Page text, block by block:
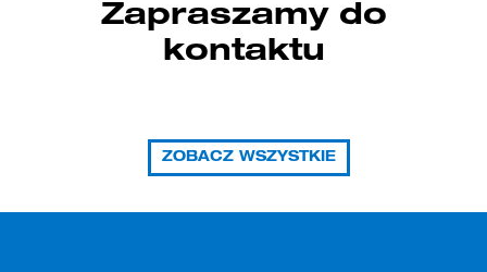
Zapraszamy do
kontaktu
ZOBACZ WSZYSTKIE